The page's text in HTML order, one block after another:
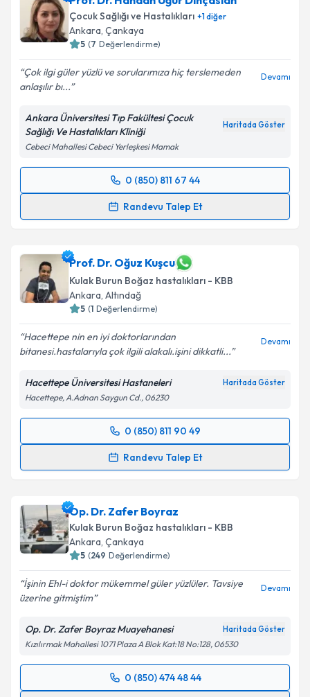
bilgilendireceğiz.
E-posta Adresiniz
Metni'ni okudum ve kişisel verilerimin belirtilen
kapsamda işlenmesini kabul ediyorum.
Takvim Talebini Gönder
Çocuk Sağlığı ve Hastalıkları +1diğer
Ankara, Çankaya
5 (7 Değerlendirme)
Çok ilgi güler yüzlü ve sorularımıza hiç terslemeden
anlaşılır bı...
Devamı
Ankara Üniversitesi Tıp Fakültesi Çocuk
Sağlığı Ve Hastalıkları Kliniği
Haritada Göster
Cebeci Mahallesi Cebeci Yerleşkesi Mamak
0 (850) 811 67 44
Randevu Talep Et
Randevu Takvimi Talebi
almanız için bir takvim hazırlandığında e-posta ile
bilgilendireceğiz.
E-posta Adresiniz
Metni'ni okudum ve kişisel verilerimin belirtilen
kapsamda işlenmesini kabul ediyorum.
Takvim Talebini Gönder
Prof. Dr. Oğuz Kuşcu
Kulak Burun Boğaz hastalıkları - KBB
Ankara, Altındağ
5 (1 Değerlendirme)
Hacettepe nin en iyi doktorlarından
bitanesi.hastalarıyla çok ilgili alakalı.işini dikkatli...
Devamı
Hacettepe Üniversitesi Hastaneleri Haritada Göster
Hacettepe, A.Adnan Saygun Cd., 06230
0 (850) 811 90 49
Randevu Talep Et
Randevu Takvimi Talebi
takvim hazırlandığında e-posta ile bilgilendireceğiz.
E-posta Adresiniz
Kişisel verilerimin işlenmesine ilişkin
kapsamda işlenmesini kabul ediyorum.
Takvim Talebini Gönder
Op. Dr. Zafer Boyraz
Kulak Burun Boğaz hastalıkları - KBB
Ankara, Çankaya
5 (249 Değerlendirme)
İşinin Ehl-i doktor mükemmel güler yüzlüler. Tavsiye
üzerine gitmiştim
Devamı
Op. Dr. Zafer Boyraz Muayehanesi Haritada Göster
Kızılırmak Mahallesi 1071 Plaza A Blok Kat:18 No:128, 06530
0 (850) 474 48 44
Randevu Takvimi Talebi